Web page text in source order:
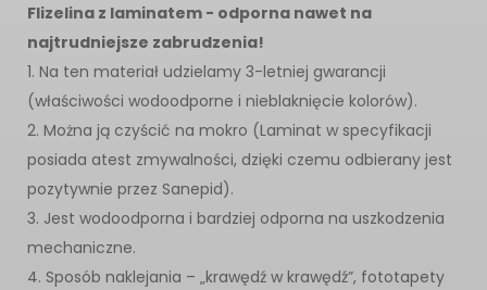
Flizelina z laminatem - odporna nawet na
najtrudniejsze zabrudzenia!
1. Na ten materiał udzielamy 3-letniej gwarancji
(właściwości wodoodporne i nieblaknięcie kolorów).
2. Można ją czyścić na mokro (Laminat w specyfikacji
posiada atest zmywalności, dzięki czemu odbierany jest
pozytywnie przez Sanepid).
3. Jest wodoodporna i bardziej odporna na uszkodzenia
mechaniczne.
4. Sposób naklejania – „krawędź w krawędź”, fototapety